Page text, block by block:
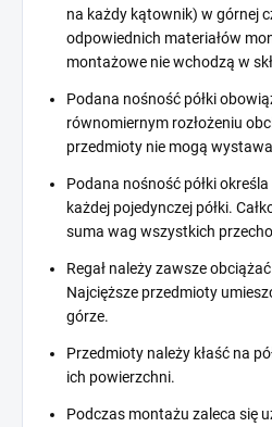
na każdy kątownik) w górnej
odpowiednich materiałów
montażowe nie wchodzą w
Podana nośność półki
równomiernym rozłożeniu
przedmioty nie mogą
Podana nośność półki
każdej pojedynczej półki.
suma wag wszystkich
Regał należy zawsze
Najcięższe przedmioty
górze.
Przedmioty należy kłaść na
ich powierzchni.
Podczas montażu zaleca się